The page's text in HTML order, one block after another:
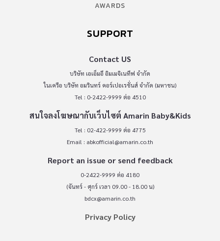
AWARDS
SUPPORT
Contact US
บริษัท เอเอ็มอี อิมเมจิเนทีฟ จำกัด
ในเครือ บริษัท อมรินทร์ คอร์เปอเรชั่นส์ จำกัด (มหาชน)
Tel : 0-2422-9999 ต่อ 4510
สนใจลงโฆษณากับเว็บไซต์ Amarin Baby&Kids
Tel : 02-422-9999 ต่อ 4775
Email : abkofficial@amarin.co.th
Report an issue or send feedback
0-2422-9999 ต่อ 4180
(จันทร์ - ศุกร์ เวลา 09.00 - 18.00 น)
bdcx@amarin.co.th
Privacy Policy